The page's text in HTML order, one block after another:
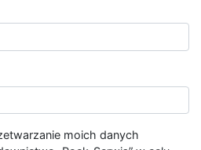
moich danych